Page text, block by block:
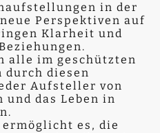
in der
Perspektiven auf
Klarheit und
alle im geschützten
durch diesen
Aufsteller von
das Leben in
es, die